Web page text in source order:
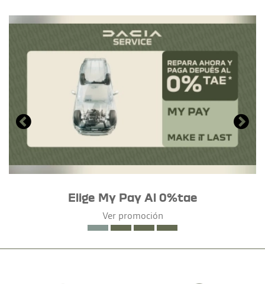
Elige My Pay Al 0%tae
Ver promoción